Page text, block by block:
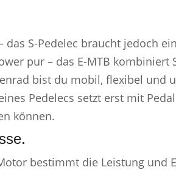
das S-Pedelec braucht jedoch
pur – das E-MTB kombiniert
bist du mobil, flexibel und
Pedelecs setzt erst mit
können.
bestimmt die Leistung und